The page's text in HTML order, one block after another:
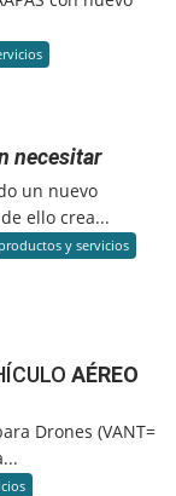
necesitar
un nuevo
ello crea...
y servicios
AÉREO
Drones (VANT=